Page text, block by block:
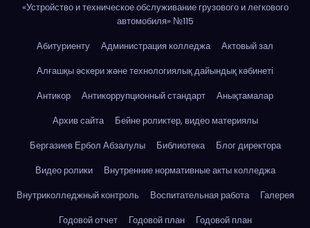
«Устройство и техническое обслуживание грузового и легкового
автомобиля» №115
Абитуриенту
Администрация колледжа
Актовый зал
Алғашқы әскери және технологиялық дайындық кәбинеті
Антикор
Антикоррупционный стандарт
Анықтамалар
Архив сайта
Бейне роликтер, видео материялы
Бергазиев Ербол Абзалулы
Библиотека
Блог директора
Видео ролики
Внутренние нормативные акты колледжа
Внутриколледжный контроль
Воспитательная работа
Галерея
Годовой отчет
Годовой план
Годовой план